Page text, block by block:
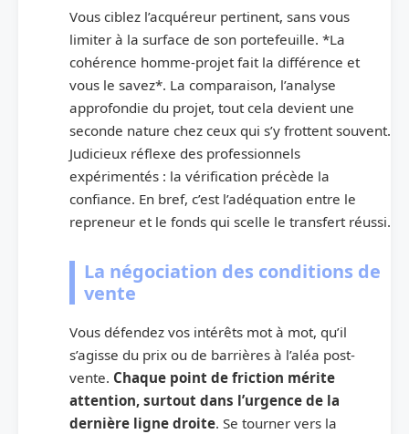
Vous ciblez l’acquéreur pertinent, sans vous
limiter à la surface de son portefeuille. *La
cohérence homme-projet fait la différence et
vous le savez*. La comparaison, l’analyse
approfondie du projet, tout cela devient une
seconde nature chez ceux qui s’y frottent souvent.
Judicieux réflexe des professionnels
expérimentés : la vérification précède la
confiance. En bref, c’est l’adéquation entre le
repreneur et le fonds qui scelle le transfert réussi.
La négociation des conditions de
vente
Vous défendez vos intérêts mot à mot, qu’il
s’agisse du prix ou de barrières à l’aléa post-
vente. Chaque point de friction mérite
attention, surtout dans l’urgence de la
dernière ligne droite. Se tourner vers la